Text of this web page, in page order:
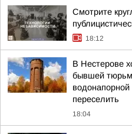
Смотрите
18:12
В Нестерове
бывшей
переселить
18:04